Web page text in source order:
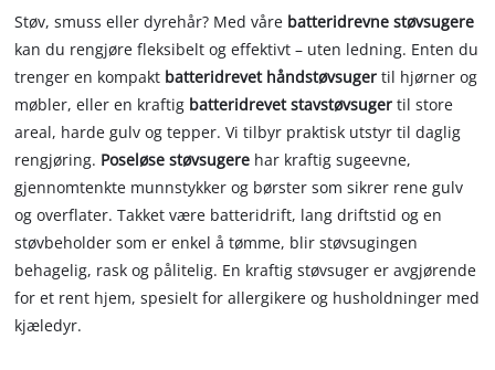
Støv, smuss eller dyrehår? Med våre batteridrevne støvsugere
kan du rengjøre fleksibelt og effektivt – uten ledning. Enten du
trenger en kompakt batteridrevet håndstøvsuger til hjørner og
møbler, eller en kraftig batteridrevet stavstøvsuger til store
areal, harde gulv og tepper. Vi tilbyr praktisk utstyr til daglig
rengjøring. Poseløse støvsugere har kraftig sugeevne,
gjennomtenkte munnstykker og børster som sikrer rene gulv
og overflater. Takket være batteridrift, lang driftstid og en
støvbeholder som er enkel å tømme, blir støvsugingen
behagelig, rask og pålitelig. En kraftig støvsuger er avgjørende
for et rent hjem, spesielt for allergikere og husholdninger med
kjæledyr.